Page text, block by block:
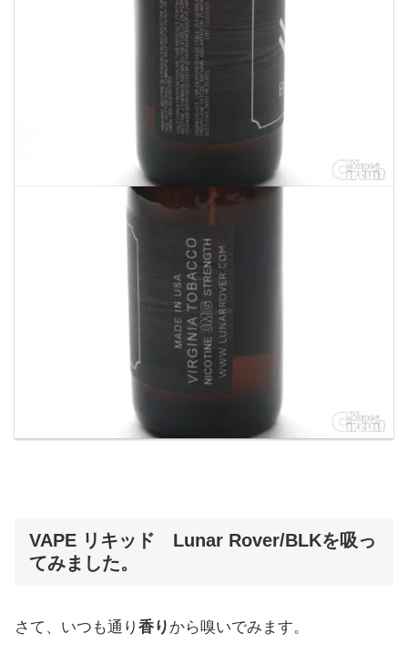
VAPE リキッド Lunar Rover/BLKを吸っ
てみました。
さて、いつも通り 香り から嗅いでみます。